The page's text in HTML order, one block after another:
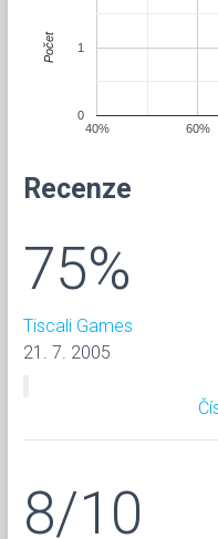
40% 60%
0
1
Počet
Recenze
75%
Tiscali Games
21. 7. 2005
8/10